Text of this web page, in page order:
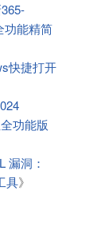
功能精简
快捷打开
功能版
漏洞：
具》